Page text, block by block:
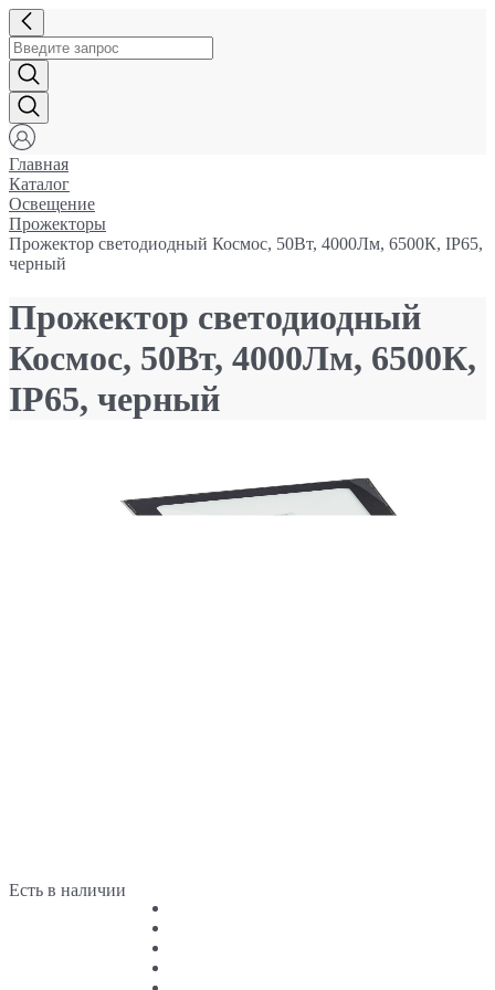
Главная
Каталог
Освещение
Прожекторы
Прожектор светодиодный Космос, 50Вт, 4000Лм, 6500К, IP65,
черный
Прожектор светодиодный
Космос, 50Вт, 4000Лм, 6500К,
IP65, черный
Есть в наличии